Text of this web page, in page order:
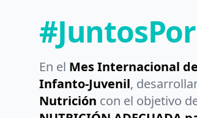
En el Mes Internacional
Infanto-Juvenil,
Nutrición con el objetivo